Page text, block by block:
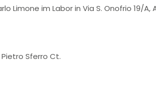
im Labor in Via S. Onofrio 19/A,
Sferro Ct.